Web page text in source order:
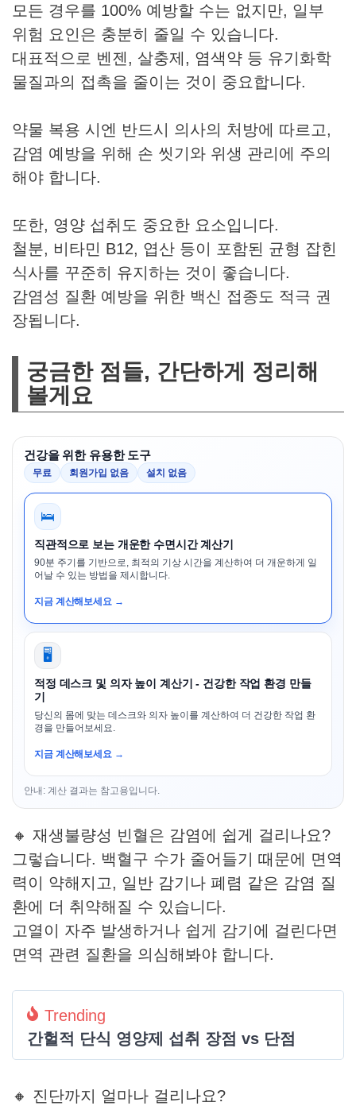
모든 경우를 100% 예방할 수는 없지만, 일부
위험 요인은 충분히 줄일 수 있습니다.
대표적으로 벤젠, 살충제, 염색약 등 유기화학
물질과의 접촉을 줄이는 것이 중요합니다.
약물 복용 시엔 반드시 의사의 처방에 따르고,
감염 예방을 위해 손 씻기와 위생 관리에 주의
해야 합니다.
또한, 영양 섭취도 중요한 요소입니다.
철분, 비타민 B12, 엽산 등이 포함된 균형 잡힌
식사를 꾸준히 유지하는 것이 좋습니다.
감염성 질환 예방을 위한 백신 접종도 적극 권
장됩니다.
궁금한 점들, 간단하게 정리해
볼게요
건강을 위한 유용한 도구
무료 회원가입 없음 설치 없음
🛌
직관적으로 보는 개운한 수면시간 계산기
90분 주기를 기반으로, 최적의 기상 시간을 계산하여 더 개운하게 일
어날 수 있는 방법을 제시합니다.
지금 계산해보세요 →
🖥️
적정 데스크 및 의자 높이 계산기 - 건강한 작업 환경 만들
기
당신의 몸에 맞는 데스크와 의자 높이를 계산하여 더 건강한 작업 환
경을 만들어보세요.
지금 계산해보세요 →
안내: 계산 결과는 참고용입니다.
🔸 재생불량성 빈혈은 감염에 쉽게 걸리나요?
그렇습니다. 백혈구 수가 줄어들기 때문에 면역
력이 약해지고, 일반 감기나 폐렴 같은 감염 질
환에 더 취약해질 수 있습니다.
고열이 자주 발생하거나 쉽게 감기에 걸린다면
면역 관련 질환을 의심해봐야 합니다.
Trending
간헐적 단식 영양제 섭취 장점 vs 단점
🔸 진단까지 얼마나 걸리나요?